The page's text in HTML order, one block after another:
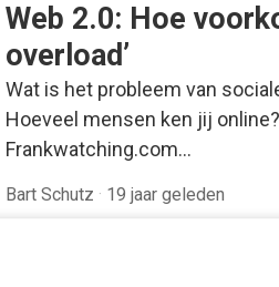
Web 2.0: Hoe
overload’
Wat is het probleem van
Hoeveel mensen ken jij
Frankwatching.com…
Bart Schutz · 19 jaar geleden